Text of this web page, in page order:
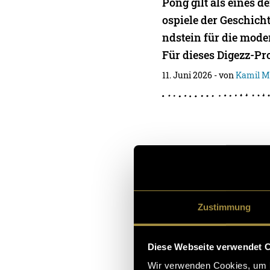
Zustimmung
Diese Webseite verwendet
Wir verwenden Cookies,
ospiele der
ndstein für die
Für dieses Digezz-
11. Juni 2026- vonKamil
Krakau ist eine der
und stark von
Stadt treffen
dige Alltagsorte. Die
09. Januar 2026- von